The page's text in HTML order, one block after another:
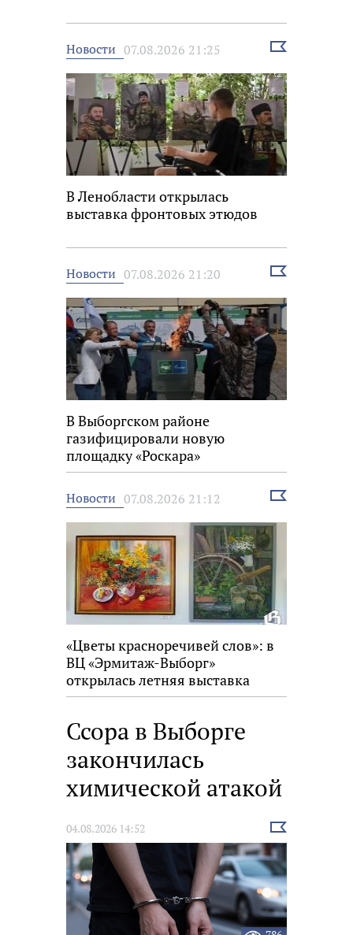
Новости 07.08.2026 21:25
Выбрать
В Ленобласти открылась
выставка фронтовых этюдов
Новости 07.08.2026 21:20
Выбрать
В Выборгском районе
газифицировали новую
площадку «Роскара»
Новости 07.08.2026 21:12
Выбрать
«Цветы красноречивей слов»: в
ВЦ «Эрмитаж-Выборг»
открылась летняя выставка
Ссора в Выборге
закончилась
химической атакой
04.08.2026 14:52
Выбрать
новость